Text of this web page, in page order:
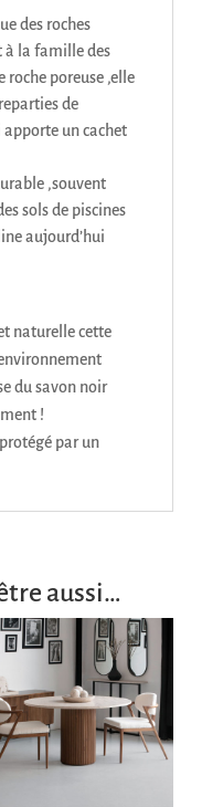
des roches
à la famille des
roche poreuse ,elle
de
un cachet
,souvent
sols de piscines
aujourd’hui
naturelle cette
du savon noir
!
par un
aussi…